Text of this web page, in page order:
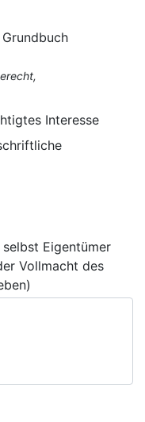
Interesse
Eigentümer
Vollmacht des